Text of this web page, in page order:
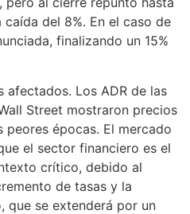
del 8%. En el caso de
finalizando un 15%
afectados. Los ADR de las
Street mostraron precios
épocas. El mercado
el sector financiero es el
crítico, debido al
de tasas y la
que se extenderá por un